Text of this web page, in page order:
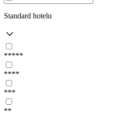
Standard hotelu
*****
****
***
**